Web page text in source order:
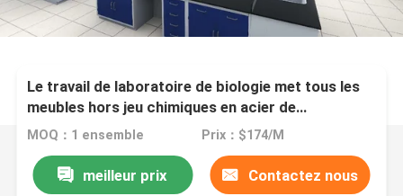
Le travail de laboratoire de biologie met tous les
meubles hors jeu chimiques en acier de
laboratoire
MOQ：1 ensemble Prix：$174/M
meilleur prix Contactez nous